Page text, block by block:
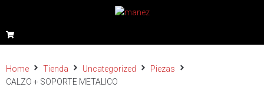
Home Tienda Uncategorized
Piezas
CALZO + SOPORTE METALICO